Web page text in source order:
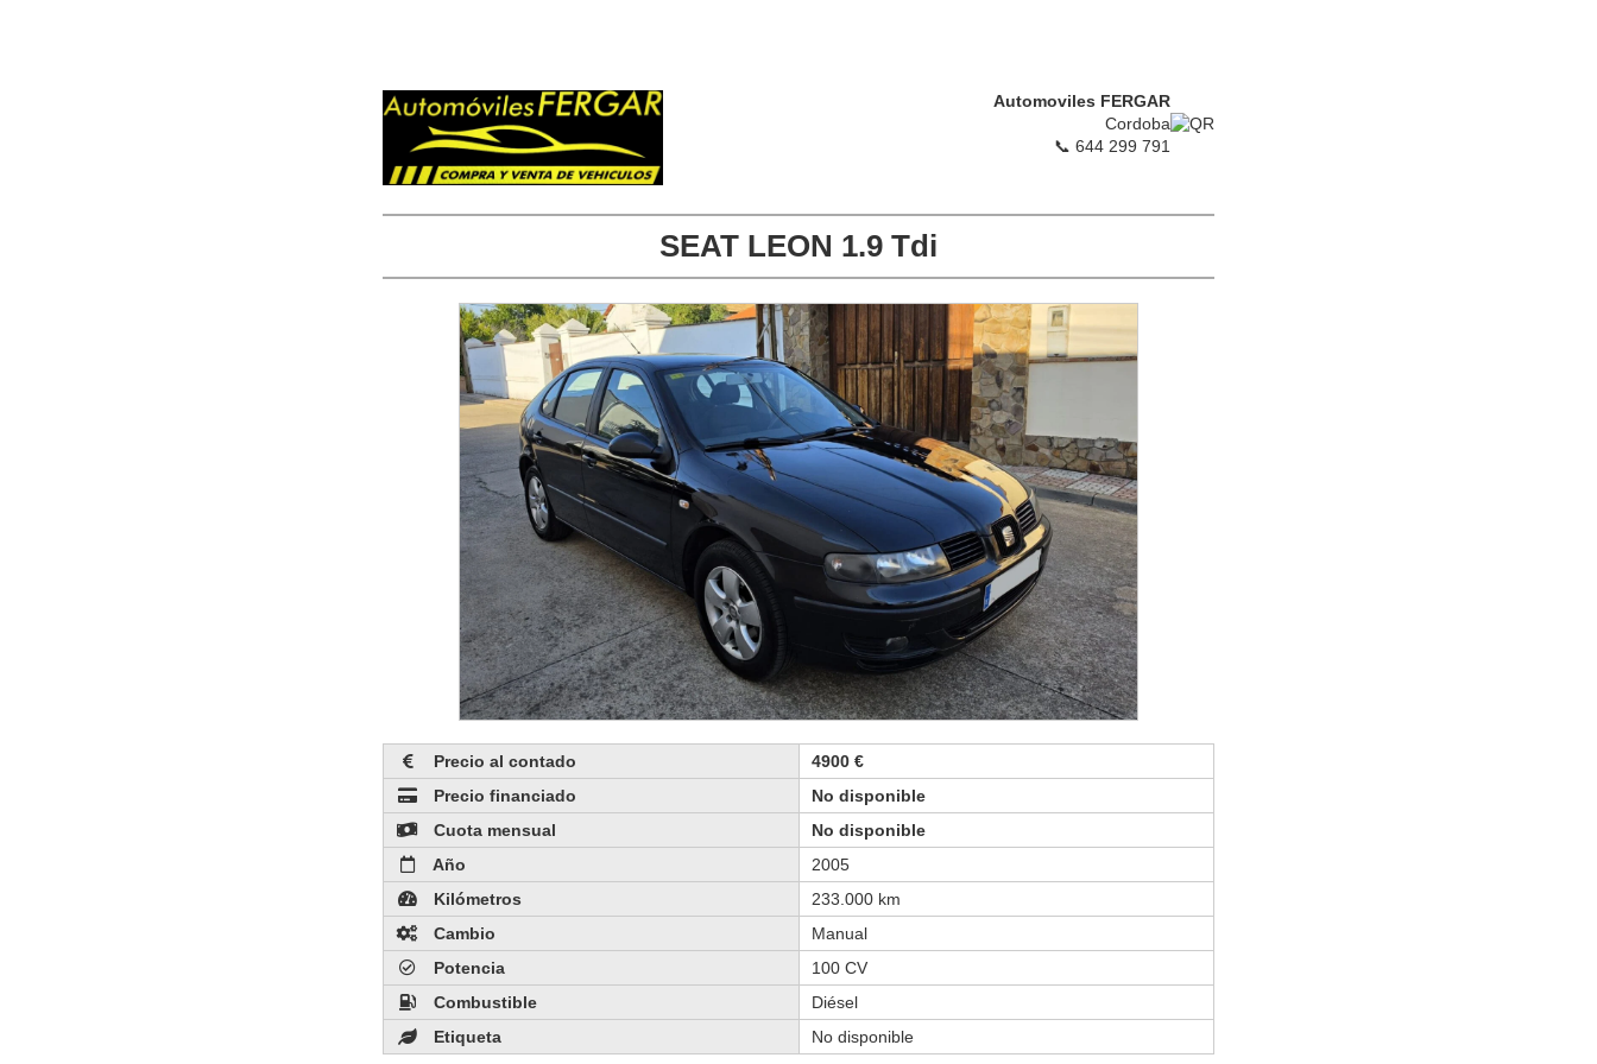
Automoviles FERGAR
Cordoba
📞 644 299 791
SEAT LEON 1.9 Tdi
Precio al contado
4900 €
Precio financiado
No disponible
Cuota mensual
No disponible
Año
2005
Kilómetros
233.000 km
Cambio
Manual
Potencia
100 CV
Combustible
Diésel
Etiqueta
No disponible